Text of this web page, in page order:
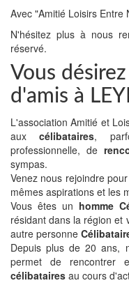
Avec "Amitié Loisirs Entre
N'hésitez plus à nous
réservé.
Vous
d'amis à
L'association Amitié et
auxcélibataires,
professionnelle, de
sympas.
Venez nous rejoindre pour
mêmes aspirations et les
Vous êtes un homme
résidant dans la région et
autre personne
Depuis plus de 20 ans,
permet de rencontrer
célibataires au cours